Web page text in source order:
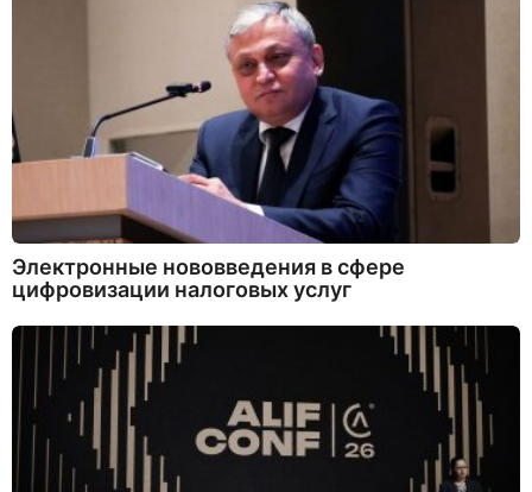
Электронные нововведения в сфере
цифровизации налоговых услуг